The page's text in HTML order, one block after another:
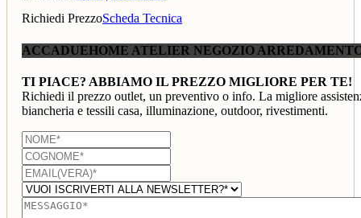
Richiedi PrezzoScheda Tecnica
ACCADUEHOME ATELIER NEGOZIO
TI PIACE? ABBIAMO IL PREZZO MIGLIORE PER TE!
Richiedi il prezzo outlet, un preventivo o info. La migliore
biancheria e tessili casa, illuminazione, outdoor, rivestimenti.